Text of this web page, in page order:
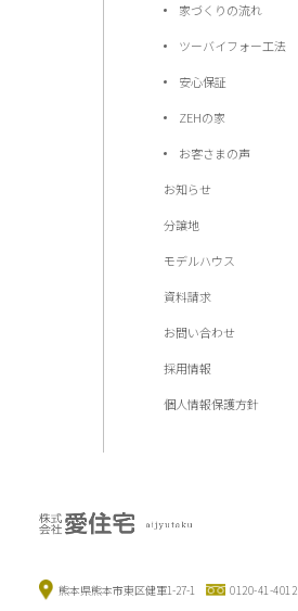
家づくりの流れ
ツーバイフォー工法
安心保証
ZEHの家
お客さまの声
お知らせ
分譲地
モデルハウス
資料請求
お問い合わせ
採用情報
個人情報保護方針
熊本県熊本市東区健軍1-27-1 0120-41-4012